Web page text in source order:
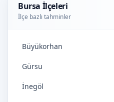
Bursa İlçeleri
İlçe bazlı tahminler
Büyükorhan
Gürsu
İnegöl